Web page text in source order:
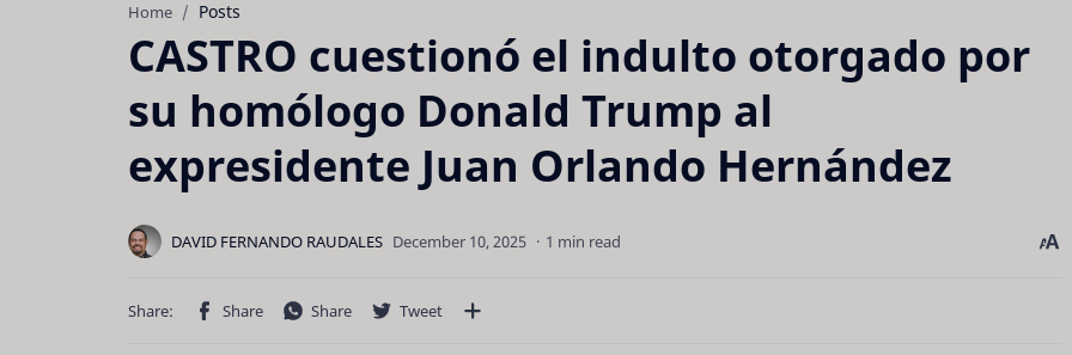
Home Posts
CASTRO cuestionó el indulto otorgado por
su homólogo Donald Trump al
expresidente Juan Orlando Hernández
1 min read